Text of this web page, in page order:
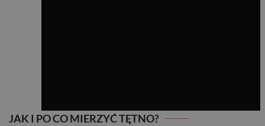
JAK I PO CO MIERZYĆ TĘTNO?